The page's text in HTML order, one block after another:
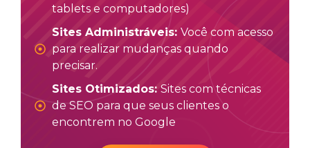
tablets e computadores)
Sites Administráveis: Você com acesso
para realizar mudanças quando
precisar.
Sites Otimizados: Sites com técnicas
de SEO para que seus clientes o
encontrem no Google